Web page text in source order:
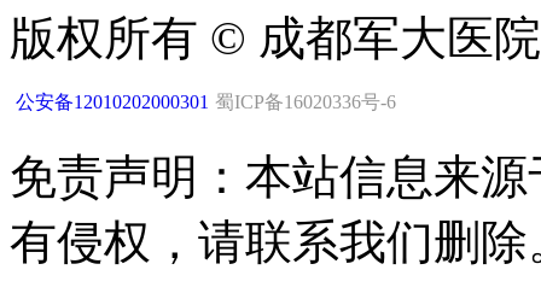
版权所有 © 成都军大医
公安备12010202000301 蜀ICP备16020336号-6
免责声明：本站信息来
有侵权，请联系我们删除